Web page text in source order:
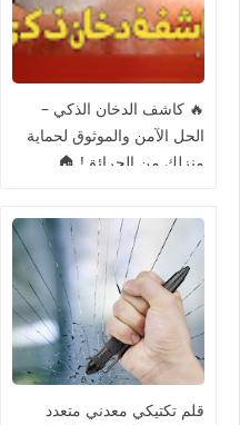
🔥 كاشف الدخان الذكي –
الحل الآمن والموثوق لحماية
منزلك من الحرائق! 🏠
قلم تكتيكي معدني متعدد